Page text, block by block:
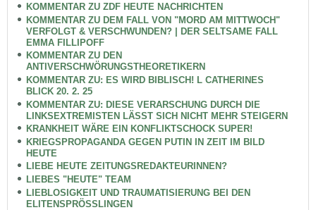
KOMMENTAR ZU ZDF HEUTE NACHRICHTEN
KOMMENTAR ZU DEM FALL VON "MORD AM MITTWOCH"
VERFOLGT & VERSCHWUNDEN? | DER SELTSAME FALL
EMMA FILLIPOFF
KOMMENTAR ZU DEN
ANTIVERSCHWÖRUNGSTHEORETIKERN
KOMMENTAR ZU: ES WIRD BIBLISCH! L CATHERINES
BLICK 20. 2. 25
KOMMENTAR ZU: DIESE VERARSCHUNG DURCH DIE
LINKSEXTREMISTEN LÄSST SICH NICHT MEHR STEIGERN
KRANKHEIT WÄRE EIN KONFLIKTSCHOCK SUPER!
KRIEGSPROPAGANDA GEGEN PUTIN IN ZEIT IM BILD
HEUTE
LIEBE HEUTE ZEITUNGSREDAKTEURINNEN?
LIEBES "HEUTE" TEAM
LIEBLOSIGKEIT UND TRAUMATISIERUNG BEI DEN
ELITENSPRÖSSLINGEN